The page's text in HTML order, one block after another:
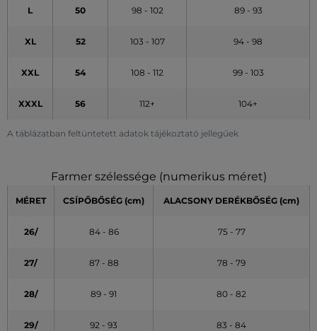
A táblázatban feltüntetett adatok tájékoztató jellegűek
L 50 98 - 102 89 - 93
XL 52 103 - 107 94 - 98
XXL 54 108 - 112 99 - 103
XXXL 56 112+ 104+
Farmer szélessége (numerikus méret)
MÉRET CSÍPŐBŐSÉG (cm) ALACSONY DERÉKBŐSÉG (cm)
26/ 84 - 86 75 - 77
27/ 87 - 88 78 - 79
28/ 89 - 91 80 - 82
29/ 92 - 93 83 - 84